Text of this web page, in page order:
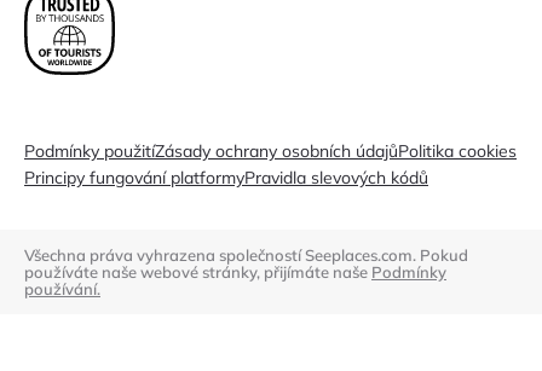
Podmínky použitíZásady ochrany osobních údajůPolitika cookies
Principy fungování platformyPravidla slevových kódů
Všechna práva vyhrazena společností Seeplaces.com. Pokud
používáte naše webové stránky, přijímáte naše Podmínky
používání.